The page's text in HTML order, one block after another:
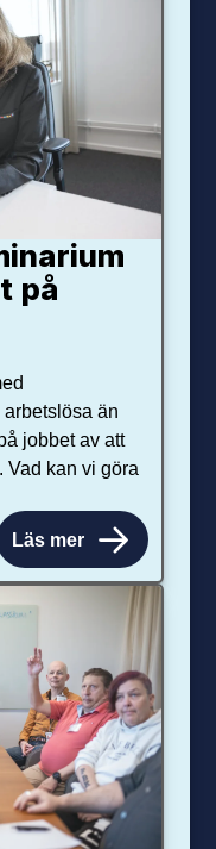
på
än
jobbet av att
kan vi göra
Läs mer